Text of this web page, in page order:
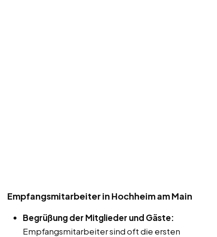
Empfangsmitarbeiter in Hochheim am Main
Begrüßung der Mitglieder und Gäste:
Empfangsmitarbeiter sind oft die ersten